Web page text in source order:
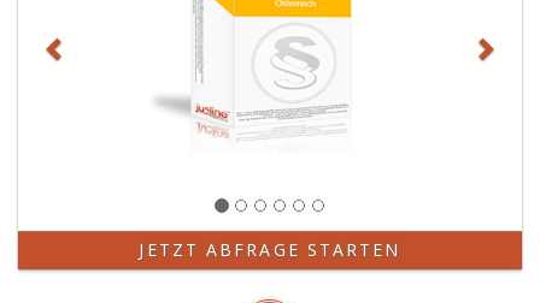
JETZT ABFRAGE STARTEN